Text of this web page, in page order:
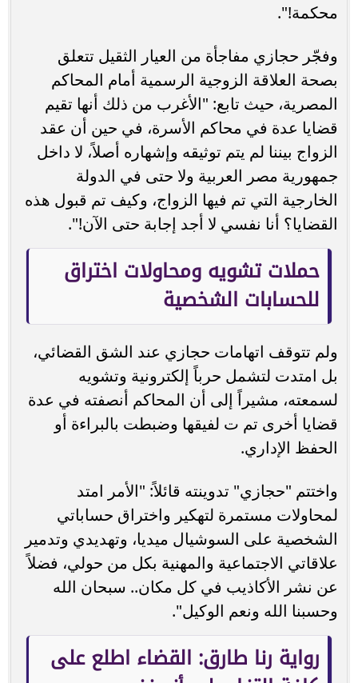
محكمة!".
وفجّر حجازي مفاجأة من العيار الثقيل تتعلق
بصحة العلاقة الزوجية الرسمية أمام المحاكم
المصرية، حيث تابع: "الأغرب من ذلك أنها تقيم
قضايا عدة في محاكم الأسرة، في حين أن عقد
الزواج بيننا لم يتم توثيقه وإشهاره أصلاً، لا داخل
جمهورية مصر العربية ولا حتى في الدولة
الخارجية التي تم فيها الزواج، وكيف تم قبول هذه
القضايا؟ أنا نفسي لا أجد إجابة حتى الآن!".
حملات تشويه ومحاولات اختراق
للحسابات الشخصية
ولم تتوقف اتهامات حجازي عند الشق القضائي،
بل امتدت لتشمل حرباً إلكترونية وتشويه
لسمعته، مشيراً إلى أن المحاكم أنصفته في عدة
قضايا أخرى تم ت لفيقها وضبطت بالبراءة أو
الحفظ الإداري.
واختتم "حجازي" تدوينته قائلاً: "الأمر امتد
لمحاولات مستمرة لتهكير واختراق حساباتي
الشخصية على السوشيال ميديا، وتهديدي وتدمير
علاقاتي الاجتماعية والمهنية بكل من حولي، فضلاً
عن نشر الأكاذيب في كل مكان.. سبحان الله
وحسبنا الله ونعم الوكيل".
رواية رنا طارق: القضاء اطلع على